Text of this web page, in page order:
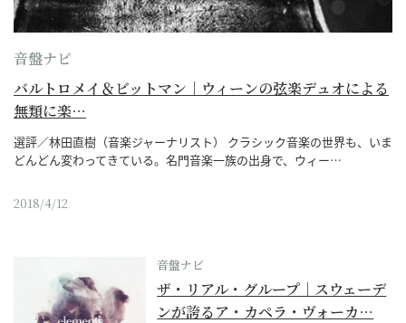
音盤ナビ
バルトロメイ＆ビットマン｜ウィーンの弦楽デュオによる
無類に楽…
選評／林田直樹（音楽ジャーナリスト） クラシック音楽の世界も、いま
どんどん変わってきている。名門音楽一族の出身で、ウィー…
2018/4/12
音盤ナビ
ザ・リアル・グループ｜スウェーデ
ンが誇るア・カペラ・ヴォーカ…